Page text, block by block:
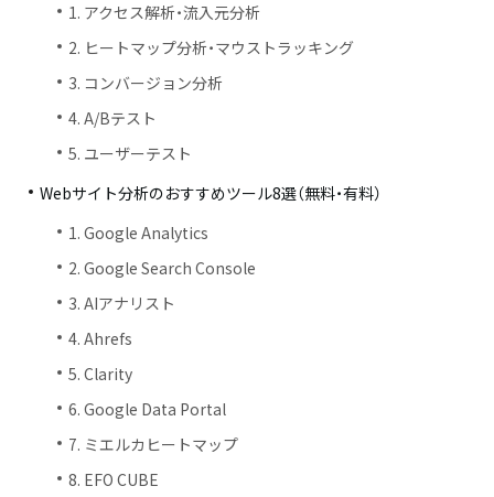
1. アクセス解析・流入元分析
2. ヒートマップ分析・マウストラッキング
3. コンバージョン分析
4. A/Bテスト
5. ユーザーテスト
Webサイト分析のおすすめツール8選（無料・有料）
1. Google Analytics
2. Google Search Console
3. AIアナリスト
4. Ahrefs
5. Clarity
6. Google Data Portal
7. ミエルカヒートマップ
8. EFO CUBE